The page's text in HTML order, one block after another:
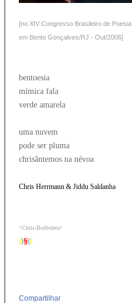
[no XIV Congresso Brasileiro de Poesia
em Bento Gonçalves/RJ - Out/2006]
bentoesia
mímica fala
verde amarela
uma nuvem
pode ser pluma
chrisântemos na névoa
Chris Herrmann & Jiddu Saldanha
^Chris-Borboleta^
))§((
Compartilhar